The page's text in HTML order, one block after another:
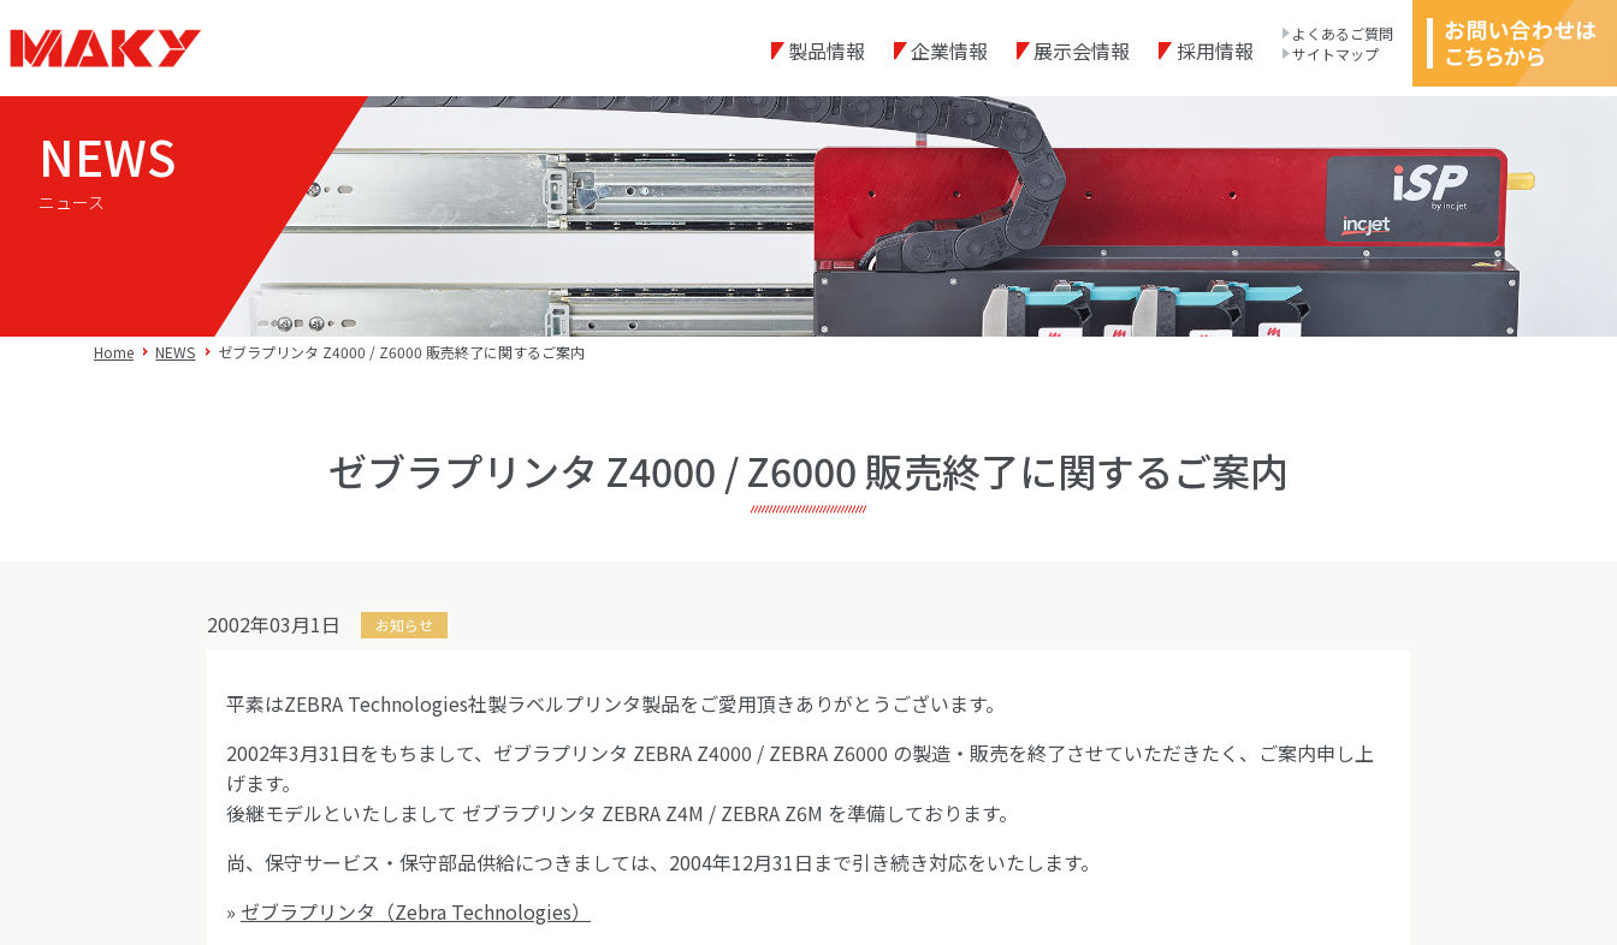
製品情報 企業情報 展示会情報 採用情報
よくあるご質問
サイトマップ
NEWS
ニュース
Home NEWS ゼブラプリンタ Z4000 / Z6000 販売終了に関するご案内
ゼブラプリンタ Z4000 / Z6000 販売終了に関するご案内
2002年03月1日 お知らせ
平素はZEBRA Technologies社製ラベルプリンタ製品をご愛用頂きありがとうございます。
2002年3月31日をもちまして、ゼブラプリンタ ZEBRA Z4000 / ZEBRA Z6000 の製造・販売を終了させていただきたく、ご案内申し上
げます。
後継モデルといたしまして ゼブラプリンタ ZEBRA Z4M / ZEBRA Z6M を準備しております。
尚、保守サービス・保守部品供給につきましては、2004年12月31日まで引き続き対応をいたします。
» ゼブラプリンタ（Zebra Technologies）